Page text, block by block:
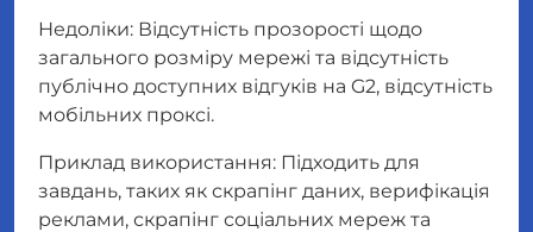
Недоліки: Відсутність прозорості щодо
загального розміру мережі та відсутність
публічно доступних відгуків на G2, відсутність
мобільних проксі.
Приклад використання: Підходить для
завдань, таких як скрапінг даних, верифікація
реклами, скрапінг соціальних мереж та